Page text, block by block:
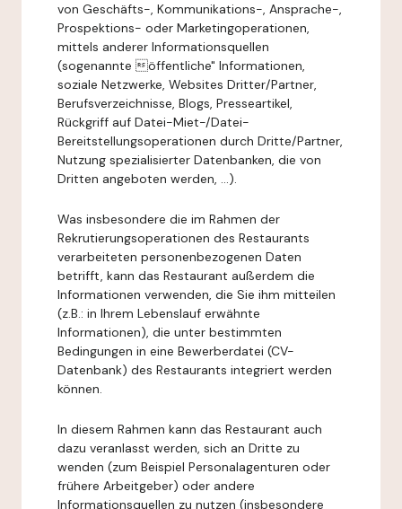
von Geschäfts-, Kommunikations-, Ansprache-,
Prospektions- oder Marketingoperationen,
mittels anderer Informationsquellen
(sogenannte öffentliche" Informationen,
soziale Netzwerke, Websites Dritter/Partner,
Berufsverzeichnisse, Blogs, Presseartikel,
Rückgriff auf Datei-Miet-/Datei-
Bereitstellungsoperationen durch Dritte/Partner,
Nutzung spezialisierter Datenbanken, die von
Dritten angeboten werden, ...).
Was insbesondere die im Rahmen der
Rekrutierungsoperationen des Restaurants
verarbeiteten personenbezogenen Daten
betrifft, kann das Restaurant außerdem die
Informationen verwenden, die Sie ihm mitteilen
(z.B.: in Ihrem Lebenslauf erwähnte
Informationen), die unter bestimmten
Bedingungen in eine Bewerberdatei (CV-
Datenbank) des Restaurants integriert werden
können.
In diesem Rahmen kann das Restaurant auch
dazu veranlasst werden, sich an Dritte zu
wenden (zum Beispiel Personalagenturen oder
frühere Arbeitgeber) oder andere
Informationsquellen zu nutzen (insbesondere